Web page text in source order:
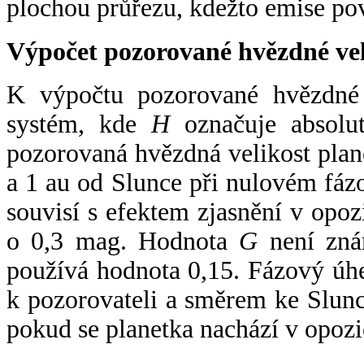
plochou průřezu, kdežto emise
Výpočet pozorované hvězdné
K výpočtu pozorované
systém, kde Hoznačuje
pozorovaná hvězdná velikost
a 1 au od Slunce při nulovém
souvisí s efektem zjasnění v
o 0,3 mag. Hodnota G není
používá hodnota 0,15. Fázový
k pozorovateli a směrem ke
pokud se planetka nachází v